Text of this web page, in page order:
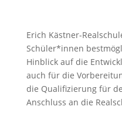
Erich Kästner-
Schüler*innen
Hinblick auf die
auch für die
die Qualifizierung für
Anschluss an die